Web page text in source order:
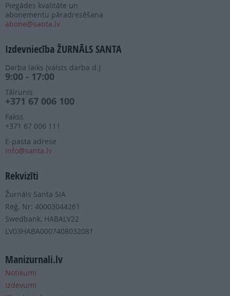
Piegādes kvalitāte un
abonementu pāradresēšana
abone@santa.lv
Izdevniecība ŽURNĀLS SANTA
Darba laiks (valsts darba d.)
9:00 - 17:00
Tālrunis
+371 67 006 100
Fakss
+371 67 006 111
E-pasta adrese
info@santa.lv
Rekvizīti
Žurnāls Santa SIA
Reģ. Nr: 40003044261
Swedbank, HABALV22
LV03HABA0007408032081
Manizurnali.lv
Notikumi
Izdevumi